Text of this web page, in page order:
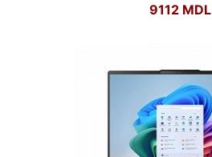
9112 MDL